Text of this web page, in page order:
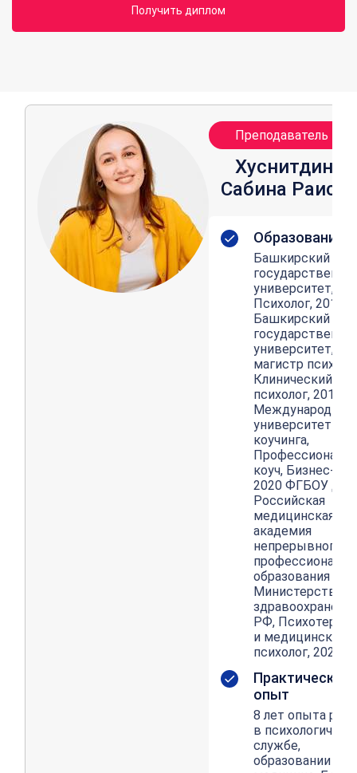
Получить диплом
Преподаватель
Сабина
Образование
Башкирский
университет,
Психолог, 2016
Башкирский
университет,
магистр
Клинический
психолог, 2018
Международный
университет
коучинга,
коуч, Бизнес-
2020 ФГБОУ
Российская
медицинская
академия
непрерывного
образования
Министерства
РФ,
и медицинский
психолог, 2020
Практический
опыт
8 лет опыта
в
службе,
образовании и